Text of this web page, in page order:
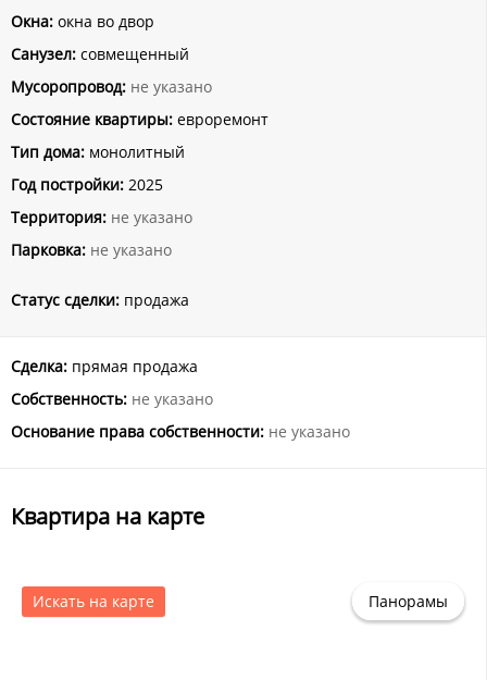
Окна: окна во двор
Санузел: совмещенный
Мусоропровод: не указано
Состояние квартиры: евроремонт
Тип дома: монолитный
Год постройки: 2025
Территория: не указано
Парковка: не указано
Статус сделки: продажа
Сделка: прямая продажа
Собственность: не указано
Основание права собственности: не указано
Квартира на карте
Искать на карте Панорамы